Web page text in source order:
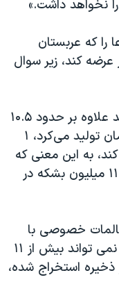
نخواهد داشت.»
را که عربستان
روز عرضه کند، زیر سوال
یک منبع ارشد گفت که آرامکو می‌تواند علاوه بر حدود ۱۰.۵
میلیون بشکه نفتی که روزانه در آن زمان تولید می‌کرد، ۱
به این معنی که
تولید روزانه عربستان نمی تواند از ۱۱.۵ میلیون بشکه در
خصوصی با
اعضای داخلی آرامکو، گفت که آرامکو نمی تواند بیش از ۱۱
ذخیره استخراج شده،